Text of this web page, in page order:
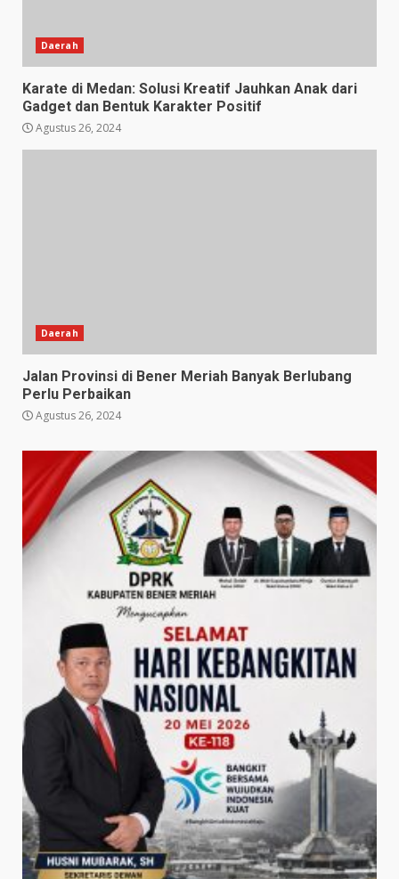
Daerah
Karate di Medan: Solusi Kreatif Jauhkan Anak dari
Gadget dan Bentuk Karakter Positif
Agustus 26, 2024
Daerah
Jalan Provinsi di Bener Meriah Banyak Berlubang
Perlu Perbaikan
Agustus 26, 2024